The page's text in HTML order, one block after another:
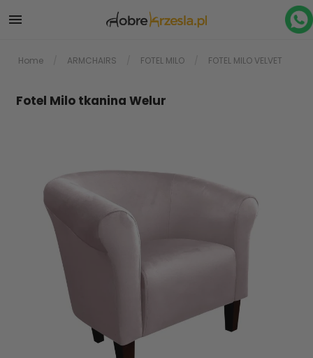

Home ARMCHAIRS FOTEL MILO FOTEL MILO VELVET
Fotel Milo tkanina Welur